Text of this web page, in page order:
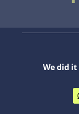
We did it